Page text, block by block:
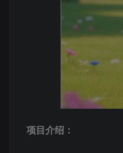
项目介绍：